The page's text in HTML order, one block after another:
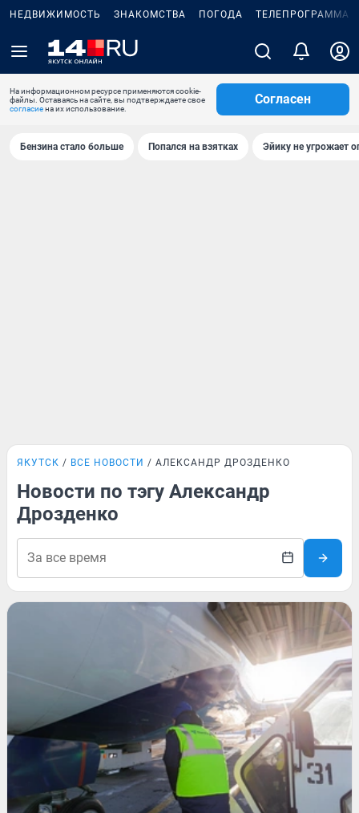
НЕДВИЖИМОСТЬ ЗНАКОМСТВА ПОГОДА ТЕЛЕПРОГРАММА
На информационном ресурсе применяются cookie-
файлы. Оставаясь на сайте, вы подтверждаете свое
согласиена их использование.
Согласен
Бензина стало больше Попался на взятках Эйику не угрожает
ЯКУТСК ВСЕ НОВОСТИ АЛЕКСАНДР ДРОЗДЕНКО
Новости по тэгу Александр
Дрозденко